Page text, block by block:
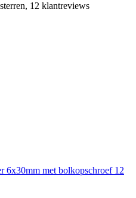
12 klantreviews
6x30mm met bolkopschroef 12